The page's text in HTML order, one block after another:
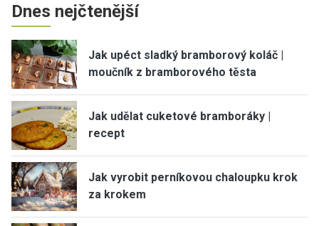
Dnes nejčtenější
Jak upéct sladký bramborový koláč |
moučník z bramborového těsta
Jak udělat cuketové bramboráky |
recept
Jak vyrobit perníkovou chaloupku krok
za krokem